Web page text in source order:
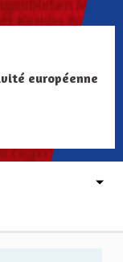
européenne